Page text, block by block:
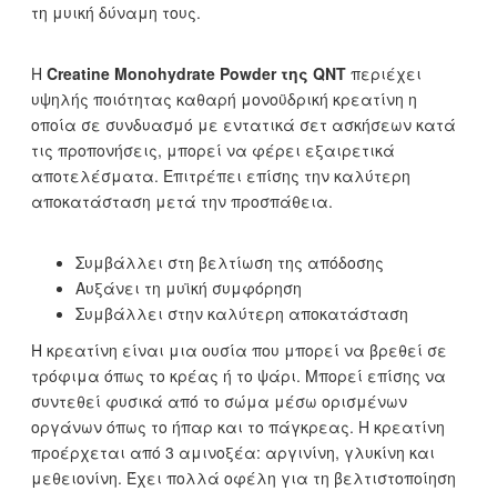
τη μυική δύναμη τους.
Η Creatine Monohydrate Powder της QNT περιέχει
υψηλής ποιότητας καθαρή μονοϋδρική κρεατίνη η
οποία σε συνδυασμό με εντατικά σετ ασκήσεων κατά
τις προπονήσεις, μπορεί να φέρει εξαιρετικά
αποτελέσματα. Επιτρέπει επίσης την καλύτερη
αποκατάσταση μετά την προσπάθεια.
Συμβάλλει στη βελτίωση της απόδοσης
Αυξάνει τη μυϊκή συμφόρηση
Συμβάλλει στην καλύτερη αποκατάσταση
Η κρεατίνη είναι μια ουσία που μπορεί να βρεθεί σε
τρόφιμα όπως το κρέας ή το ψάρι. Μπορεί επίσης να
συντεθεί φυσικά από το σώμα μέσω ορισμένων
οργάνων όπως το ήπαρ και το πάγκρεας. Η κρεατίνη
προέρχεται από 3 αμινοξέα: αργινίνη, γλυκίνη και
μεθειονίνη. Έχει πολλά οφέλη για τη βελτιστοποίηση